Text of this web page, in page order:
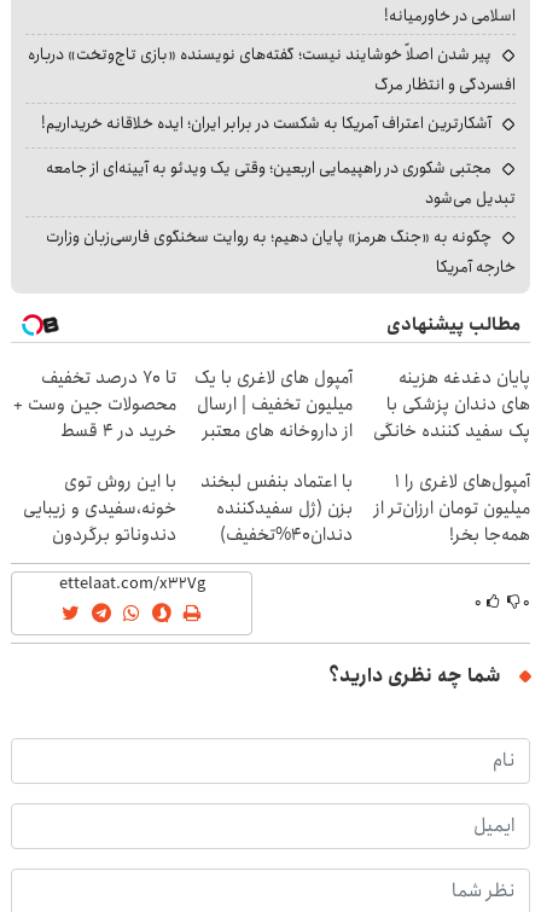
اسلامی در خاورمیانه!
پیر شدن اصلاً خوشایند نیست؛ گفته‌های نویسنده «بازی تاج‌وتخت» درباره
افسردگی و انتظار مرگ
آشکارترین اعتراف آمریکا به شکست در برابر ایران؛ ایده خلاقانه خریداریم!
مجتبی شکوری در راهپیمایی اربعین؛ وقتی یک ویدئو به آیینه‌ای از جامعه
تبدیل می‌شود
چگونه به «جنگ هرمز» پایان دهیم؛ به روایت سخنگوی فارسی‌زبان وزارت
خارجه آمریکا
مطالب پیشنهادی
پایان دغدغه هزینه
های دندان پزشکی با
پک سفید کننده خانگی
آمپول های لاغری با یک
میلیون تخفیف | ارسال
از داروخانه های معتبر
تا 70 درصد تخفیف
محصولات جین وست +
خرید در 4 قسط
آمپول‌های لاغری را ۱
میلیون تومان ارزان‌تر از
همه‌جا بخر!
با اعتماد بنفس لبخند
بزن (ژل سفیدکننده
دندان40%تخفیف)
با این روش توی
خونه،سفیدی و زیبایی
دندوناتو برگردون
(40%off)
۰ ۰
شما چه نظری دارید؟